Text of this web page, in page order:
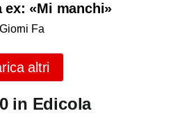
ex: «Mi manchi»
Fa
altri
in Edicola